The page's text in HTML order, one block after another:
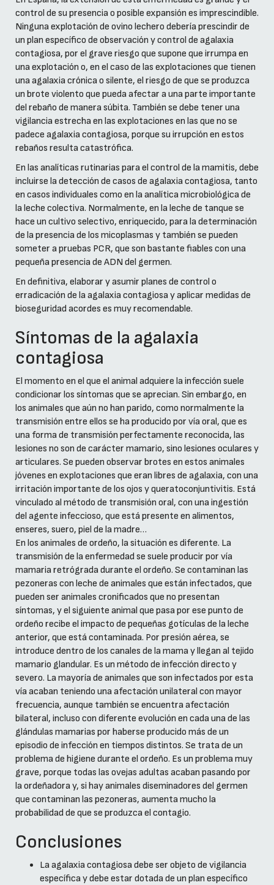
control de su presencia o posible expansión es imprescindible.
Ninguna explotación de ovino lechero debería prescindir de
un plan específico de observación y control de agalaxia
contagiosa, por el grave riesgo que supone que irrumpa en
una explotación o, en el caso de las explotaciones que tienen
una agalaxia crónica o silente, el riesgo de que se produzca
un brote violento que pueda afectar a una parte importante
del rebaño de manera súbita. También se debe tener una
vigilancia estrecha en las explotaciones en las que no se
padece agalaxia contagiosa, porque su irrupción en estos
rebaños resulta catastrófica.
En las analíticas rutinarias para el control de la mamitis, debe
incluirse la detección de casos de agalaxia contagiosa, tanto
en casos individuales como en la analítica microbiológica de
la leche colectiva. Normalmente, en la leche de tanque se
hace un cultivo selectivo, enriquecido, para la determinación
de la presencia de los micoplasmas y también se pueden
someter a pruebas PCR, que son bastante fiables con una
pequeña presencia de ADN del germen.
En definitiva, elaborar y asumir planes de control o
erradicación de la agalaxia contagiosa y aplicar medidas de
bioseguridad acordes es muy recomendable.
Síntomas de la agalaxia
contagiosa
El momento en el que el animal adquiere la infección suele
condicionar los síntomas que se aprecian. Sin embargo, en
los animales que aún no han parido, como normalmente la
transmisión entre ellos se ha producido por vía oral, que es
una forma de transmisión perfectamente reconocida, las
lesiones no son de carácter mamario, sino lesiones oculares y
articulares. Se pueden observar brotes en estos animales
jóvenes en explotaciones que eran libres de agalaxia, con una
irritación importante de los ojos y queratoconjuntivitis. Está
vinculado al método de transmisión oral, con una ingestión
del agente infeccioso, que está presente en alimentos,
enseres, suero, piel de la madre…
En los animales de ordeño, la situación es diferente. La
transmisión de la enfermedad se suele producir por vía
mamaria retrógrada durante el ordeño. Se contaminan las
pezoneras con leche de animales que están infectados, que
pueden ser animales cronificados que no presentan
síntomas, y el siguiente animal que pasa por ese punto de
ordeño recibe el impacto de pequeñas gotículas de la leche
anterior, que está contaminada. Por presión aérea, se
introduce dentro de los canales de la mama y llegan al tejido
mamario glandular. Es un método de infección directo y
severo. La mayoría de animales que son infectados por esta
vía acaban teniendo una afectación unilateral con mayor
frecuencia, aunque también se encuentra afectación
bilateral, incluso con diferente evolución en cada una de las
glándulas mamarias por haberse producido más de un
episodio de infección en tiempos distintos. Se trata de un
problema de higiene durante el ordeño. Es un problema muy
grave, porque todas las ovejas adultas acaban pasando por
la ordeñadora y, si hay animales diseminadores del germen
que contaminan las pezoneras, aumenta mucho la
probabilidad de que se produzca el contagio.
Conclusiones
La agalaxia contagiosa debe ser objeto de vigilancia
específica y debe estar dotada de un plan específico